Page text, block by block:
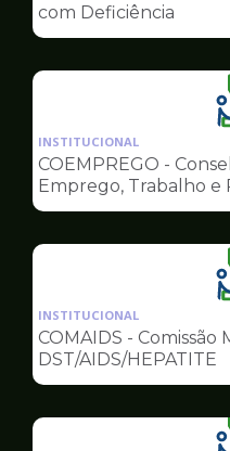
com Deficiência
INSTITUCIONAL
COEMPREGO -
Emprego, Trabalho e
INSTITUCIONAL
COMAIDS - Comissão
DST/AIDS/HEPATITE